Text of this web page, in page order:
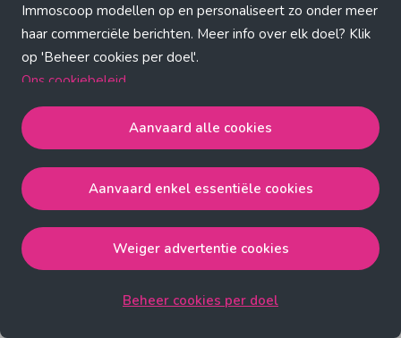
Immoscoop modellen op en personaliseert zo onder meer
haar commerciële berichten. Meer info over elk doel? Klik
op 'Beheer cookies per doel'.
Ons cookiebeleid
Aanvaard alle cookiesgaat akkoord met de strict
noodzakelijke, analytische, functionele en advertentie
cookies.
de strict noodzakelijke cookies.
Weiger advertentie cookiesgaat akkoord met de strict
Aanvaard alle cookies
Aanvaard enkel essentiële cookies
Weiger advertentie cookies
Beheer cookies per doel